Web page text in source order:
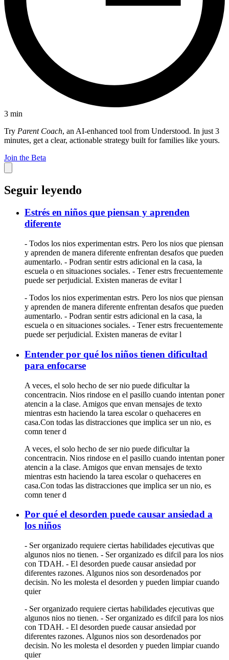
3 min
Try Parent Coach, an AI-enhanced tool from Understood. In just 3
minutes, get a clear, actionable strategy built for families like yours.
Join the Beta
Seguir leyendo
Estrés en niños que piensan y aprenden
diferente
- Todos los nios experimentan estrs. Pero los nios que piensan
y aprenden de manera diferente enfrentan desafos que pueden
aumentarlo. - Podran sentir estrs adicional en la casa, la
escuela o en situaciones sociales. - Tener estrs frecuentemente
puede ser perjudicial. Existen maneras de evitar l
- Todos los nios experimentan estrs. Pero los nios que piensan
y aprenden de manera diferente enfrentan desafos que pueden
aumentarlo. - Podran sentir estrs adicional en la casa, la
escuela o en situaciones sociales. - Tener estrs frecuentemente
puede ser perjudicial. Existen maneras de evitar l
Entender por qué los niños tienen dificultad
para enfocarse
A veces, el solo hecho de ser nio puede dificultar la
concentracin. Nios rindose en el pasillo cuando intentan poner
atencin a la clase. Amigos que envan mensajes de texto
mientras estn haciendo la tarea escolar o quehaceres en
casa.Con todas las distracciones que implica ser un nio, es
comn tener d
A veces, el solo hecho de ser nio puede dificultar la
concentracin. Nios rindose en el pasillo cuando intentan poner
atencin a la clase. Amigos que envan mensajes de texto
mientras estn haciendo la tarea escolar o quehaceres en
casa.Con todas las distracciones que implica ser un nio, es
comn tener d
Por qué el desorden puede causar ansiedad a
los niños
- Ser organizado requiere ciertas habilidades ejecutivas que
algunos nios no tienen. - Ser organizado es difcil para los nios
con TDAH. - El desorden puede causar ansiedad por
diferentes razones. Algunos nios son desordenados por
decisin. No les molesta el desorden y pueden limpiar cuando
quier
- Ser organizado requiere ciertas habilidades ejecutivas que
algunos nios no tienen. - Ser organizado es difcil para los nios
con TDAH. - El desorden puede causar ansiedad por
diferentes razones. Algunos nios son desordenados por
decisin. No les molesta el desorden y pueden limpiar cuando
quier